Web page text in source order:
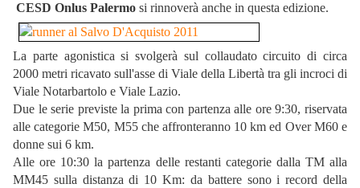
CESD Onlus Palermo si rinnoverà anche in questa edizione.
La parte agonistica si svolgerà sul collaudato circuito di circa
2000 metri ricavato sull'asse di Viale della Libertà tra gli incroci di
Viale Notarbartolo e Viale Lazio.
Due le serie previste la prima con partenza alle ore 9:30, riservata
alle categorie M50, M55 che affronteranno 10 km ed Over M60 e
donne sui 6 km.
Alle ore 10:30 la partenza delle restanti categorie dalla TM alla
MM45 sulla distanza di 10 Km: da battere sono i record della